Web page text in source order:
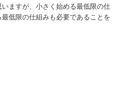
ますが、小さく始める最低限の仕
低限の仕組みも必要であることを